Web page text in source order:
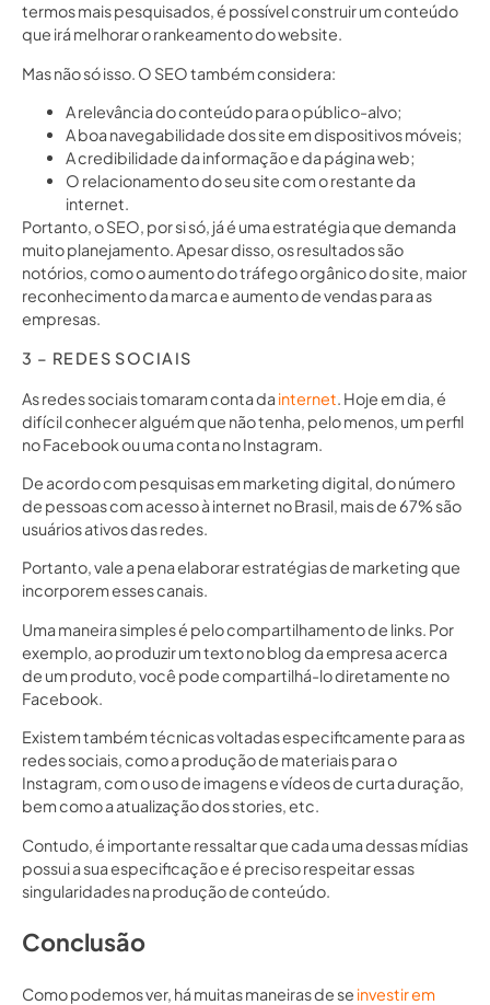
termos mais pesquisados, é possível construir um conteúdo
que irá melhorar o rankeamento do website.
Mas não só isso. O SEO também considera:
A relevância do conteúdo para o público-alvo;
A boa navegabilidade dos site em dispositivos móveis;
A credibilidade da informação e da página web;
O relacionamento do seu site com o restante da
internet.
Portanto, o SEO, por si só, já é uma estratégia que demanda
muito planejamento. Apesar disso, os resultados são
notórios, como o aumento do tráfego orgânico do site, maior
reconhecimento da marca e aumento de vendas para as
empresas.
3 – REDES SOCIAIS
As redes sociais tomaram conta dainternet. Hoje em dia, é
difícil conhecer alguém que não tenha, pelo menos, um perfil
no Facebook ou uma conta no Instagram.
De acordo com pesquisas em marketing digital, do número
de pessoas com acesso à internet no Brasil, mais de 67% são
usuários ativos das redes.
Portanto, vale a pena elaborar estratégias de marketing que
incorporem esses canais.
Uma maneira simples é pelo compartilhamento de links. Por
exemplo, ao produzir um texto no blog da empresa acerca
de um produto, você pode compartilhá-lo diretamente no
Facebook.
Existem também técnicas voltadas especificamente para as
redes sociais, como a produção de materiais para o
Instagram, com o uso de imagens e vídeos de curta duração,
bem como a atualização dos stories, etc.
Contudo, é importante ressaltar que cada uma dessas mídias
possui a sua especificação e é preciso respeitar essas
singularidades na produção de conteúdo.
Conclusão
Como podemos ver, há muitas maneiras de se investir em